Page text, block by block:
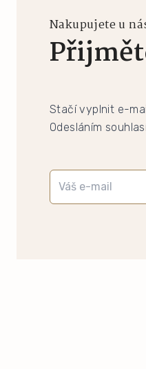
Nakupujete u
Stačí vyplnit e-
Odesláním